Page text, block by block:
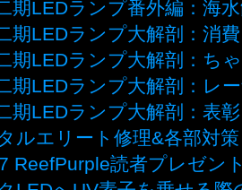
期LEDランプ番外編：海
期LEDランプ大解剖：消
期LEDランプ大解剖：ち
期LEDランプ大解剖：レ
期LEDランプ大解剖：表彰
ルエリート修理&各部対策
ReefPurple読者プレゼン